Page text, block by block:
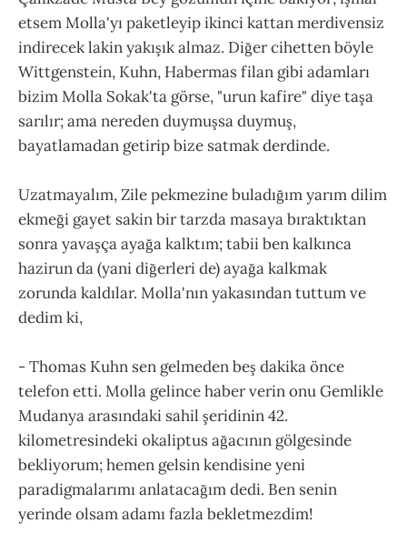
etsem Molla'yı paketleyip ikinci kattan merdivensiz
indirecek lakin yakışık almaz. Diğer cihetten böyle
Wittgenstein, Kuhn, Habermas filan gibi adamları
bizim Molla Sokak'ta görse, "urun kafire" diye taşa
sarılır; ama nereden duymuşsa duymuş,
bayatlamadan getirip bize satmak derdinde.
Uzatmayalım, Zile pekmezine buladığım yarım dilim
ekmeği gayet sakin bir tarzda masaya bıraktıktan
sonra yavaşça ayağa kalktım; tabii ben kalkınca
hazirun da (yani diğerleri de) ayağa kalkmak
zorunda kaldılar. Molla'nın yakasından tuttum ve
dedim ki,
- Thomas Kuhn sen gelmeden beş dakika önce
telefon etti. Molla gelince haber verin onu Gemlikle
Mudanya arasındaki sahil şeridinin 42.
kilometresindeki okaliptus ağacının gölgesinde
bekliyorum; hemen gelsin kendisine yeni
paradigmalarımı anlatacağım dedi. Ben senin
yerinde olsam adamı fazla bekletmezdim!